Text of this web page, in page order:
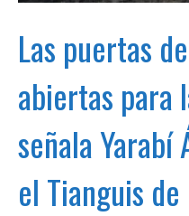
Las puertas
abiertas para
señala
el Tianguis